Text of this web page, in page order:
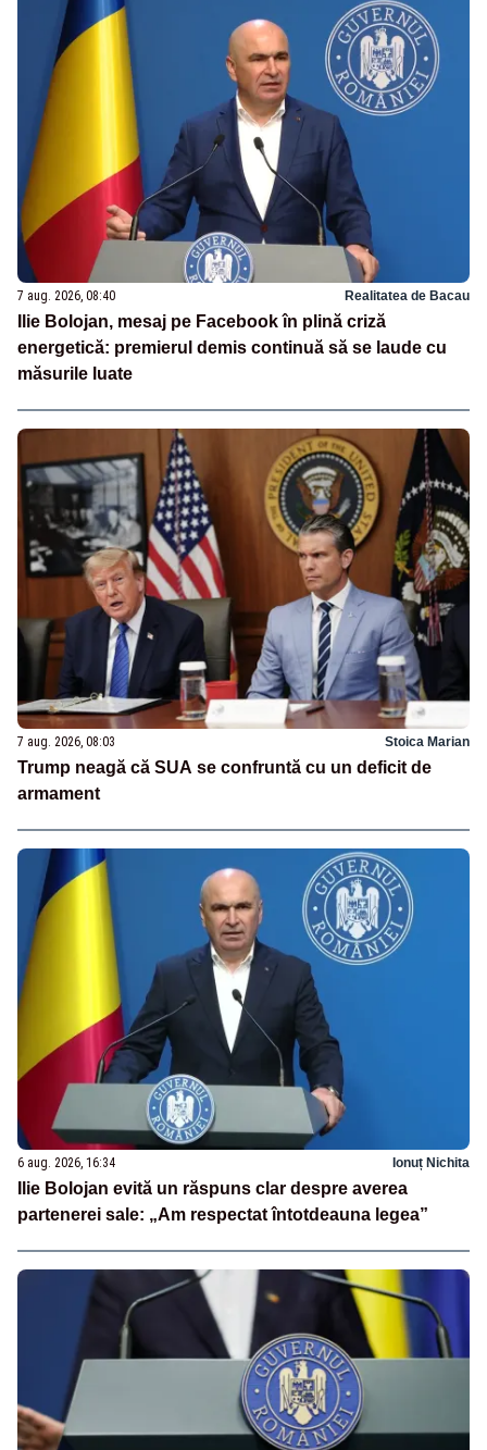
7 aug. 2026, 08:40 Realitatea de Bacau
Ilie Bolojan, mesaj pe Facebook în plină criză
energetică: premierul demis continuă să se laude cu
măsurile luate
7 aug. 2026, 08:03 Stoica Marian
Trump neagă că SUA se confruntă cu un deficit de
armament
6 aug. 2026, 16:34 Ionuț Nichita
Ilie Bolojan evită un răspuns clar despre averea
partenerei sale: „Am respectat întotdeauna legea”